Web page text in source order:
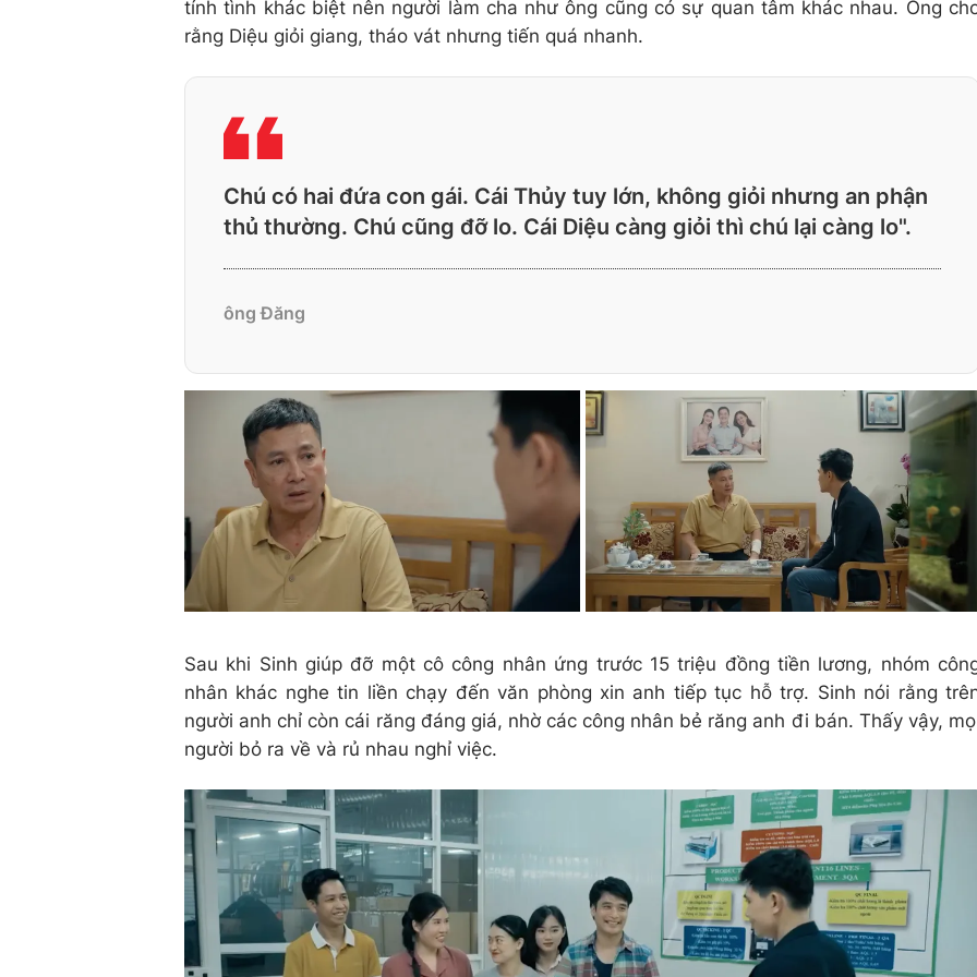
tính tình khác biệt nên người làm cha như ông cũng có sự quan tâm khác nhau. Ông
rằng Diệu giỏi giang, tháo vát nhưng tiến quá nhanh.
Chú có hai đứa con gái. Cái Thủy tuy lớn, không giỏi nhưng an phận
thủ thường. Chú cũng đỡ lo. Cái Diệu càng giỏi thì chú lại càng lo".
ông Đăng
Sau khi Sinh giúp đỡ một cô công nhân ứng trước 15 triệu đồng tiền lương, nhóm
nhân khác nghe tin liền chạy đến văn phòng xin anh tiếp tục hỗ trợ. Sinh nói rằng
người anh chỉ còn cái răng đáng giá, nhờ các công nhân bẻ răng anh đi bán. Thấy vậy,
người bỏ ra về và rủ nhau nghỉ việc.